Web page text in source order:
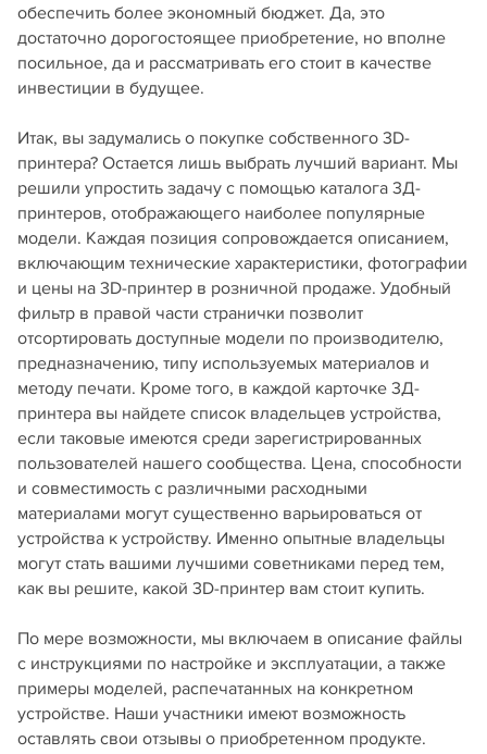
обеспечить более экономный бюджет. Да, это
достаточно дорогостоящее приобретение, но вполне
посильное, да и рассматривать его стоит в качестве
инвестиции в будущее.
Итак, вы задумались о покупке собственного 3D-
принтера? Остается лишь выбрать лучший вариант. Мы
решили упростить задачу с помощью каталога 3Д-
принтеров, отображающего наиболее популярные
модели. Каждая позиция сопровождается описанием,
включающим технические характеристики, фотографии
и цены на 3D-принтер в розничной продаже. Удобный
фильтр в правой части странички позволит
отсортировать доступные модели по производителю,
предназначению, типу используемых материалов и
методу печати. Кроме того, в каждой карточке 3Д-
принтера вы найдете список владельцев устройства,
если таковые имеются среди зарегистрированных
пользователей нашего сообщества. Цена, способности
и совместимость с различными расходными
материалами могут существенно варьироваться от
устройства к устройству. Именно опытные владельцы
могут стать вашими лучшими советниками перед тем,
как вы решите, какой 3D-принтер вам стоит купить.
По мере возможности, мы включаем в описание файлы
с инструкциями по настройке и эксплуатации, а также
примеры моделей, распечатанных на конкретном
устройстве. Наши участники имеют возможность
оставлять свои отзывы о приобретенном продукте.